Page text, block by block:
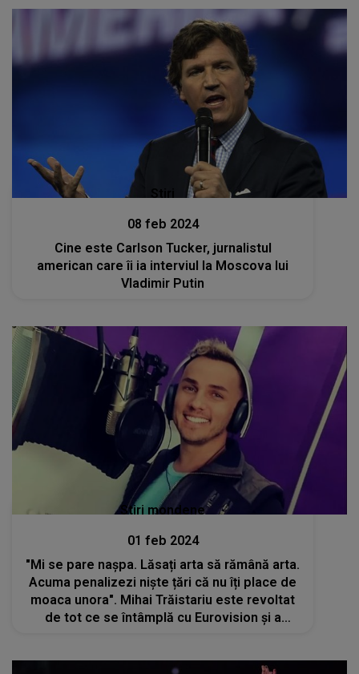
Stiri
08 feb 2024
Cine este Carlson Tucker, jurnalistul
american care îi ia interviul la Moscova lui
Vladimir Putin
Stiri mondene
01 feb 2024
"Mi se pare nașpa. Lăsați arta să rămână arta.
Acuma penalizezi niște țări că nu îți place de
moaca unora". Mihai Trăistariu este revoltat
de tot ce se întâmplă cu Eurovision și a